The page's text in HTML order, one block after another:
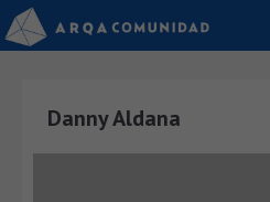
Danny Aldana